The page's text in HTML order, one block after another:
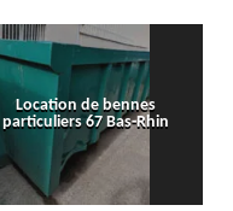
Location de bennes
particuliers 67 Bas-Rhin